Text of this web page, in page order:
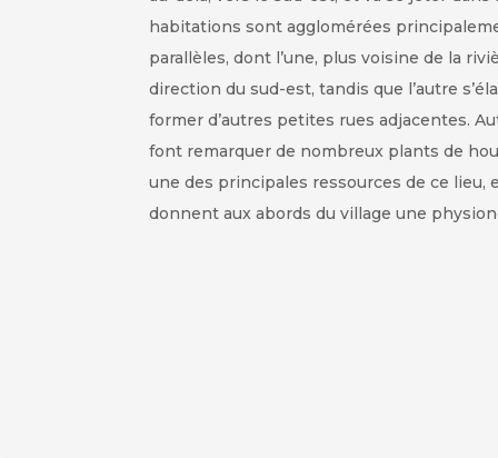
habitations sont agglomérées
parallèles, dont l’une, plus voisine de la
direction du sud-est, tandis que l’autre
former d’autres petites rues adjacentes.
font remarquer de nombreux plants de
une des principales ressources de ce lieu,
donnent aux abords du village une